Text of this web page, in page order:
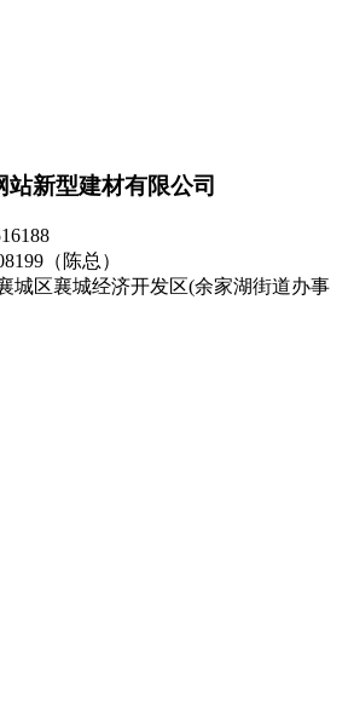
站新型建材有限公司
（陈总）
城区襄城经济开发区(余家湖街道办事